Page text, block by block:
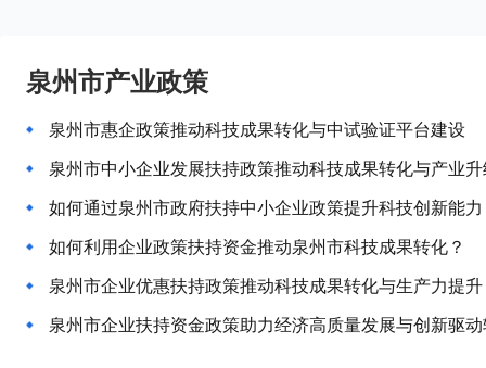
泉州市产业政策
泉州市惠企政策推动科技成果转化与中试验证平台建设
泉州市中小企业发展扶持政策推动科技成果转化与产业
如何通过泉州市政府扶持中小企业政策提升科技创新能
如何利用企业政策扶持资金推动泉州市科技成果转化？
泉州市企业优惠扶持政策推动科技成果转化与生产力提升
泉州市企业扶持资金政策助力经济高质量发展与创新驱